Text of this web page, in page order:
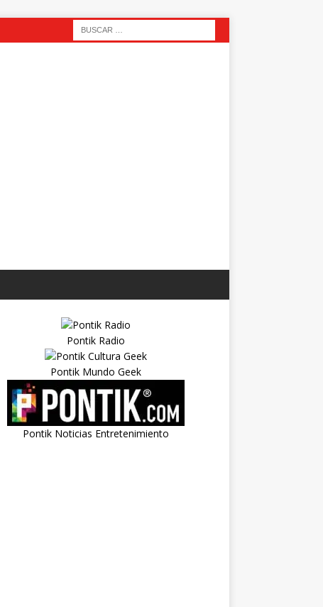
Pontik Radio
Pontik Mundo Geek
Pontik Noticias Entretenimiento